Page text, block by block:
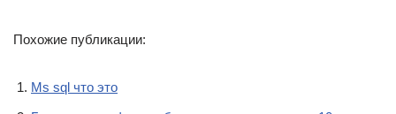
Похожие публикации:
Ms sql что это